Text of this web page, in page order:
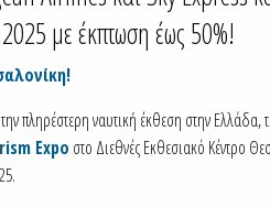
με έκπτωση έως 50%!
πληρέστερη ναυτική έκθεση στην Ελλάδα,
Expo στο Διεθνές Εκθεσιακό Κέντρο